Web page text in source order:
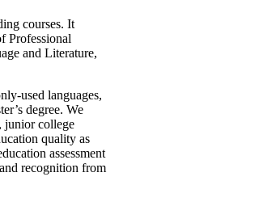
courses. It
Professional
and Literature,
used languages,
degree. We
junior college
quality as
assessment
recognition from